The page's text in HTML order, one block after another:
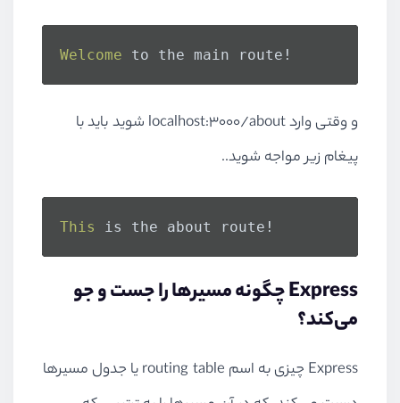
Welcome to the main route!
و وقتی وارد localhost:3000/about شوید باید با
پیغام زیر مواجه شوید..
This is the about route!
Express چگونه مسیر‌ها را جست و جو
می‌کند؟
Express چیزی به اسم routing table یا جدول مسیر‌ها